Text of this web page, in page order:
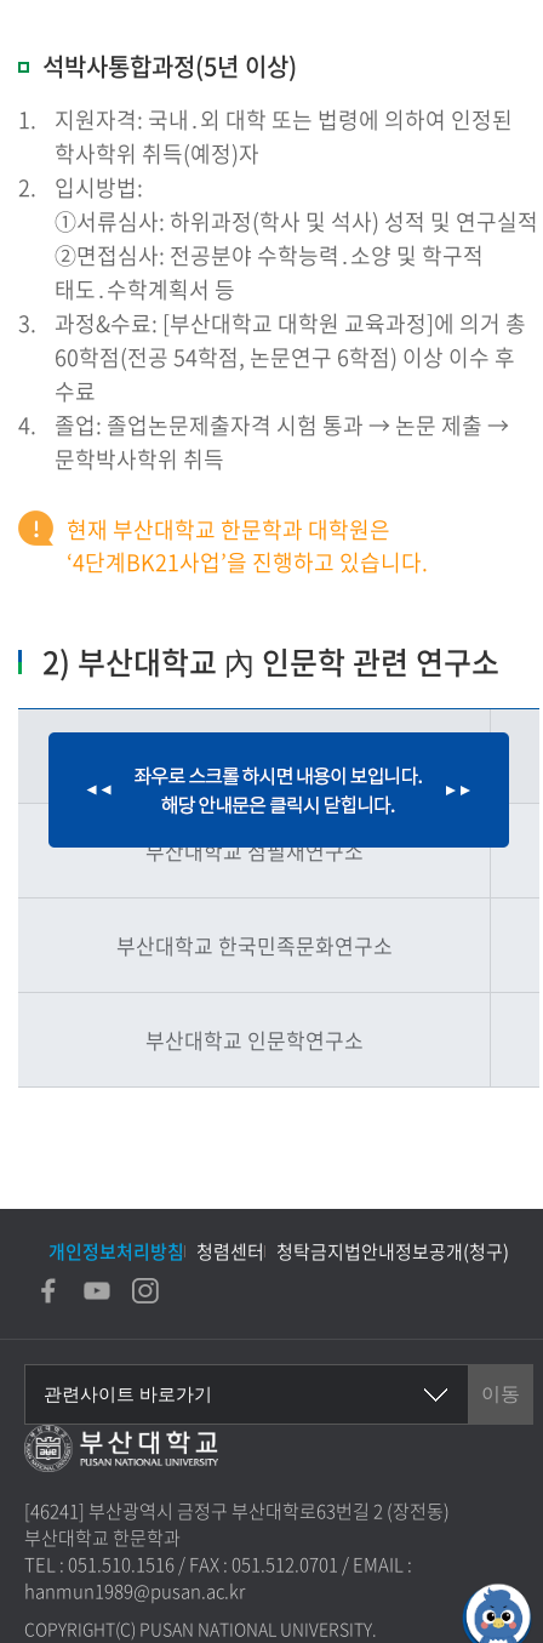
석박사통합과정(5년 이상)
지원자격: 국내․외 대학 또는 법령에 의하여 인정된
학사학위 취득(예정)자
입시방법:
①서류심사: 하위과정(학사 및 석사) 성적 및 연구실적
②면접심사: 전공분야 수학능력․소양 및 학구적
태도․수학계획서 등
과정&수료: [부산대학교 대학원 교육과정]에 의거 총
60학점(전공 54학점, 논문연구 6학점) 이상 이수 후
수료
졸업: 졸업논문제출자격 시험 통과 → 논문 제출 →
문학박사학위 취득
현재 부산대학교 한문학과 대학원은
‘4단계BK21사업’을 진행하고 있습니다.
2) 부산대학교 內 인문학 관련 연구소
부산대학교 점필재연구소
부산대학교 한국민족문화연구소
부산대학교 인문학연구소
개인정보처리방침 청렴센터 청탁금지법안내정보공개(청구)
[46241] 부산광역시 금정구 부산대학로63번길 2 (장전동)
부산대학교 한문학과
TEL : 051.510.1516/FAX : 051.512.0701 /EMAIL :
hanmun1989@pusan.ac.kr
COPYRIGHT(C) PUSAN NATIONAL UNIVERSITY.